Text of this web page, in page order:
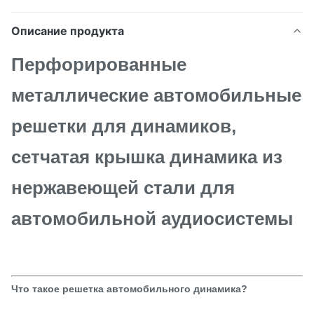
Описание продукта
Перфорированные
металлические автомобильные
решетки для динамиков,
сетчатая крышка динамика из
нержавеющей стали для
автомобильной аудиосистемы
Что такое решетка автомобильного динамика?